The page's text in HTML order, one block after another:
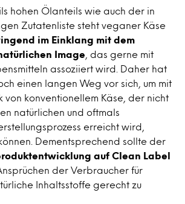
hohen Ölanteils wie auch der in
Zutatenliste steht veganer Käse
im Einklang mit dem
Image , das gerne mit
assoziiert wird. Daher hat
einen langen Weg vor sich, um mit
von konventionellem Käse, der nicht
natürlichen und oftmals
erreicht wird,
Dementsprechend sollte der
auf Clean Label
der Verbraucher für
Inhaltsstoffe gerecht zu